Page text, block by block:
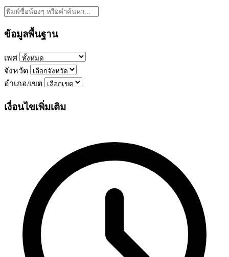
ข้อมูลพื้นฐาน
เพศ
จังหวัด
อำเภอ/เขต
เงื่อนไขเพิ่มเติม